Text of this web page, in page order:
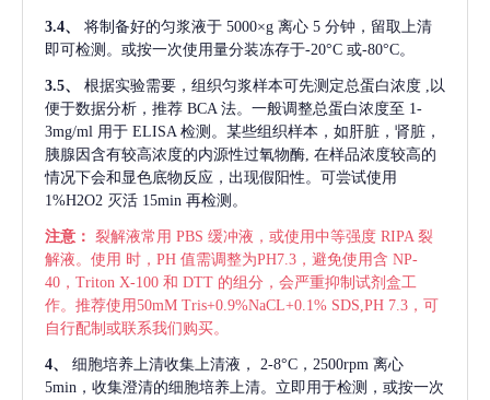
3.4、 将制备好的匀浆液于 5000×g 离心 5 分钟，留取上清
即可检测。或按一次使用量分装冻存于-20°C 或-80°C。
3.5、 根据实验需要，组织匀浆样本可先测定总蛋白浓度
,以
便于数据分析，推荐 BCA 法。一般调整总蛋白浓度至 1-
3mg/ml 用于 ELISA 检测。某些组织样本，如肝脏，肾脏，
胰腺因含有较高浓度的内源性过氧物酶, 在样品浓度较高的
情况下会和显色底物反应，出现假阳性。可尝试使用
1%H2O2 灭活 15min 再检测。
注意： 裂解液常用 PBS 缓冲液，或使用中等强度 RIPA 裂
解液。使用 时，PH 值需调整为PH7.3，避免使用含 NP-
40，Triton X-100 和 DTT 的组分，会严重抑制试剂盒工
作。推荐使用50mM Tris+0.9%NaCL+0.1% SDS,PH 7.3，可
自行配制或联系我们购买。
4、 细胞培养上清收集上清液，
2-8°C，2500rpm 离心
5min，收集澄清的细胞培养上清。立即用于检测，或按一次